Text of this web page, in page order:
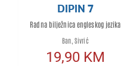
DIPIN 7
Radna bilježnica engleskog jezika
Ban, Sivrić
19,90 KM